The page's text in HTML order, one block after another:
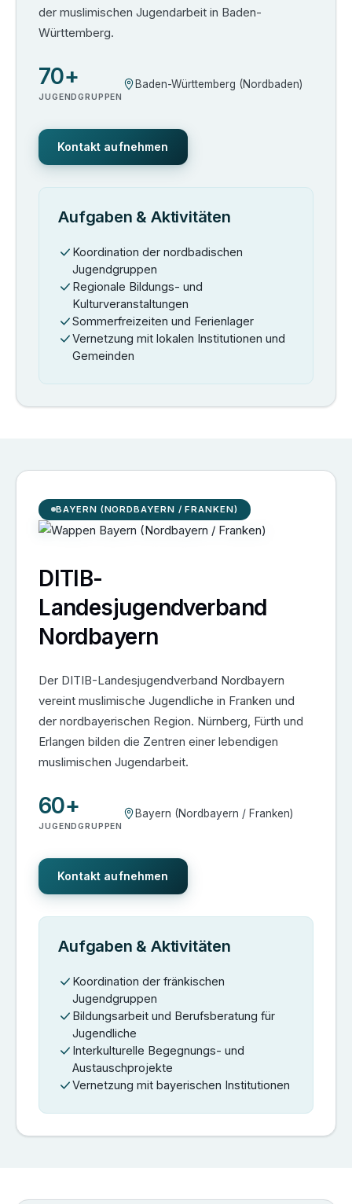
der muslimischen Jugendarbeit in Baden-
Württemberg.
70+
JUGENDGRUPPEN
Baden-Württemberg (Nordbaden)
Kontakt aufnehmen
Aufgaben & Aktivitäten
Koordination der nordbadischen
Jugendgruppen
Regionale Bildungs- und
Kulturveranstaltungen
Sommerfreizeiten und Ferienlager
Vernetzung mit lokalen Institutionen und
Gemeinden
BAYERN (NORDBAYERN / FRANKEN)
DITIB-
Landesjugendverband
Nordbayern
Der DITIB-Landesjugendverband Nordbayern
vereint muslimische Jugendliche in Franken und
der nordbayerischen Region. Nürnberg, Fürth und
Erlangen bilden die Zentren einer lebendigen
muslimischen Jugendarbeit.
60+
JUGENDGRUPPEN
Bayern (Nordbayern / Franken)
Kontakt aufnehmen
Aufgaben & Aktivitäten
Koordination der fränkischen
Jugendgruppen
Bildungsarbeit und Berufsberatung für
Jugendliche
Interkulturelle Begegnungs- und
Austauschprojekte
Vernetzung mit bayerischen Institutionen